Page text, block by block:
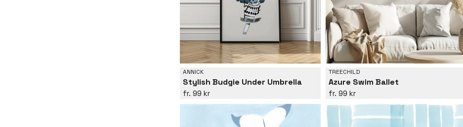
ANNICK
Stylish Budgie Under Umbrella
99 kr
TREECHILD
Azure Swim Ballet
99 kr